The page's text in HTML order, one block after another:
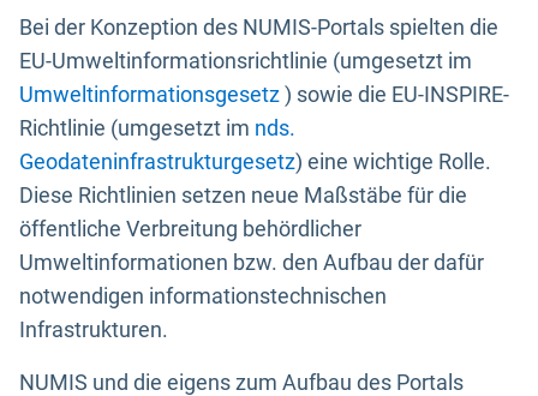
Bei der Konzeption des NUMIS-Portals spielten die
EU-Umweltinformationsrichtlinie (umgesetzt im
Umweltinformationsgesetz) sowie die EU-INSPIRE-
Richtlinie (umgesetzt im nds.
Geodateninfrastrukturgesetz) eine wichtige Rolle.
Diese Richtlinien setzen neue Maßstäbe für die
öffentliche Verbreitung behördlicher
Umweltinformationen bzw. den Aufbau der dafür
notwendigen informationstechnischen
Infrastrukturen.
NUMIS und die eigens zum Aufbau des Portals